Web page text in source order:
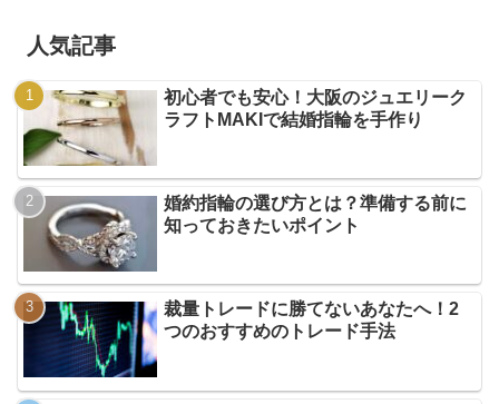
人気記事
初心者でも安心！大阪のジュエリーク
ラフトMAKIで結婚指輪を手作り
婚約指輪の選び方とは？準備する前に
知っておきたいポイント
裁量トレードに勝てないあなたへ！2
つのおすすめのトレード手法